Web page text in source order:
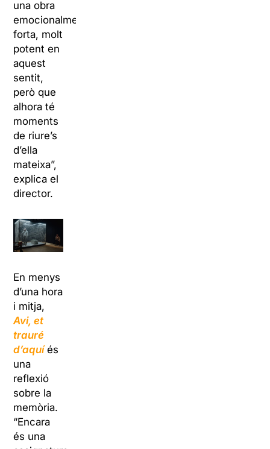
una obra
emocionalment
forta, molt
potent en
aquest
sentit,
però que
alhora té
moments
de riure’s
d’ella
mateixa”,
explica el
director.
En menys
d’una hora
i mitja,
Avi, et
trauré
d’aquíés
una
reflexió
sobre la
memòria.
“Encara
és una